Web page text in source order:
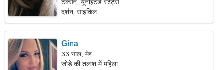
टक्सन, यूनाइटेड स्टेट्स
दर्शन, साइकिल
Gina
33 साल, मेष
जोड़े की तलाश में महिला